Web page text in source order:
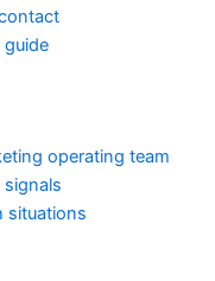
guide
operating team
signals
situations